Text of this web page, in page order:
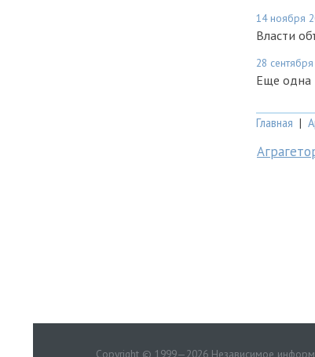
14 ноября
Власти
28
Еще одна
Главная |
Copyright © 1999—2026 Независимое